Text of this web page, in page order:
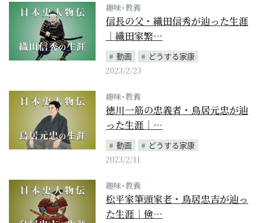
趣味･教養
信長の父・織田信秀が辿った生涯
｜織田家繁…
動画
どうする家康
2023/2/23
趣味･教養
徳川一筋の忠義者・鳥居元忠が辿
った生涯｜…
動画
どうする家康
2023/2/11
趣味･教養
松平家筆頭家老・鳥居忠吉が辿っ
た生涯｜倹…